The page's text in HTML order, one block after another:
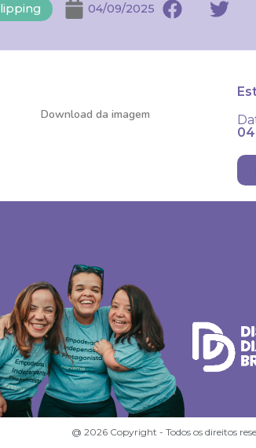
04/09/2025
Download da imagem
@ 2026 Copyright - Todos os direitos